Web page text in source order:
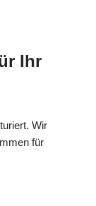
Ihr
Wir
für